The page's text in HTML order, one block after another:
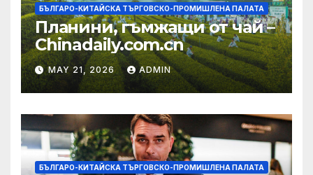
БЪЛГАРО-КИТАЙСКА ТЪРГОВСКО-ПРОМИШЛЕНА ПАЛАТА
Планини, гъмжащи от чай –
Chinadaily.com.cn
MAY 21, 2026 ADMIN
БЪЛГАРО-КИТАЙСКА ТЪРГОВСКО-ПРОМИШЛЕНА ПАЛАТА